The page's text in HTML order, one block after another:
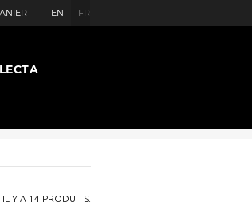
EN FR
IL Y A 14 PRODUITS.